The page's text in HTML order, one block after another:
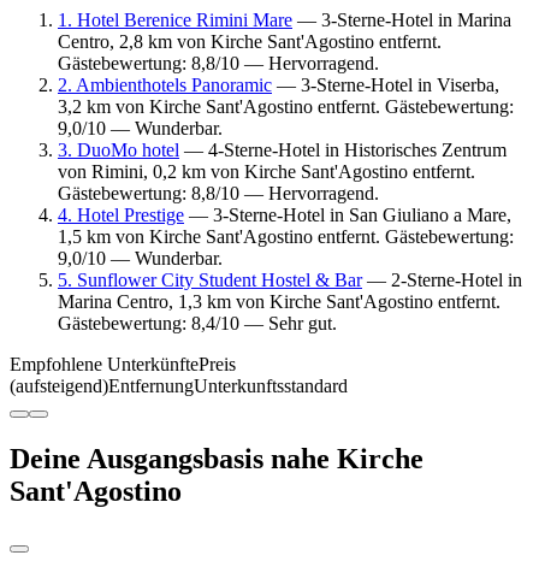
1. Hotel Berenice Rimini Mare — 3-Sterne-Hotel in Marina
Centro, 2,8 km von Kirche Sant'Agostino entfernt.
Gästebewertung: 8,8/10 — Hervorragend.
2. Ambienthotels Panoramic — 3-Sterne-Hotel in Viserba,
3,2 km von Kirche Sant'Agostino entfernt. Gästebewertung:
9,0/10 — Wunderbar.
3. DuoMo hotel — 4-Sterne-Hotel in Historisches Zentrum
von Rimini, 0,2 km von Kirche Sant'Agostino entfernt.
Gästebewertung: 8,8/10 — Hervorragend.
4. Hotel Prestige — 3-Sterne-Hotel in San Giuliano a Mare,
1,5 km von Kirche Sant'Agostino entfernt. Gästebewertung:
9,0/10 — Wunderbar.
5. Sunflower City Student Hostel & Bar— 2-Sterne-Hotel in
Marina Centro, 1,3 km von Kirche Sant'Agostino entfernt.
Gästebewertung: 8,4/10 — Sehr gut.
Empfohlene UnterkünftePreis
(aufsteigend)EntfernungUnterkunftsstandard
Deine Ausgangsbasis nahe Kirche
Sant'Agostino